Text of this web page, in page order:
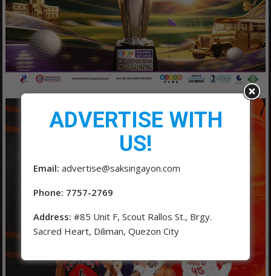
ADVERTISE WITH
US!
Email: advertise@saksingayon.com
Phone: 7757-2769
Address: #85 Unit F, Scout Rallos St., Brgy.
Sacred Heart, Diliman, Quezon City